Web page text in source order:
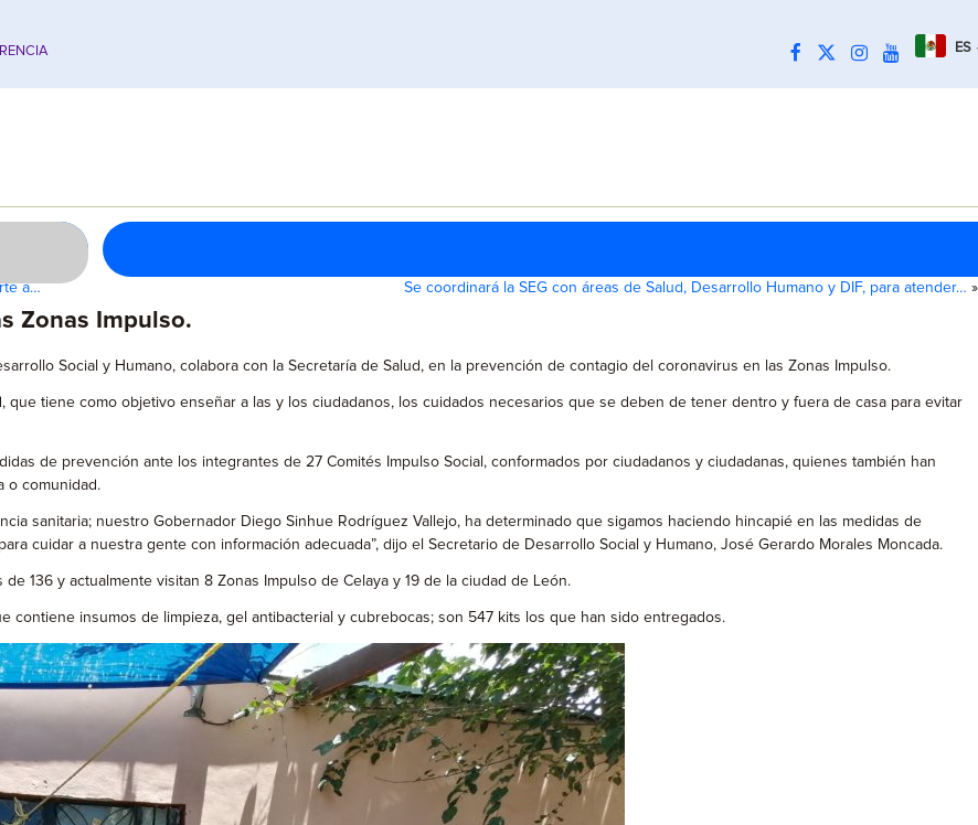
ES
a… Se coordinará la SEG con áreas de Salud, Desarrollo Humano y DIF, para atender… »
Zonas Impulso.
Social y Humano, colabora con la Secretaría de Salud, en la prevención de contagio del coronavirus en las Zonas Impulso.
que tiene como objetivo enseñar a las y los ciudadanos, los cuidados necesarios que se deben de tener dentro y fuera de casa para evitar
de prevención ante los integrantes de 27 Comités Impulso Social, conformados por ciudadanos y ciudadanas, quienes también han
o comunidad.
sanitaria; nuestro Gobernador Diego Sinhue Rodríguez Vallejo, ha determinado que sigamos haciendo hincapié en las medidas de
cuidar a nuestra gente con información adecuada”, dijo el Secretario de Desarrollo Social y Humano, José Gerardo Morales Moncada.
136 y actualmente visitan 8 Zonas Impulso de Celaya y 19 de la ciudad de León.
contiene insumos de limpieza, gel antibacterial y cubrebocas; son 547 kits los que han sido entregados.